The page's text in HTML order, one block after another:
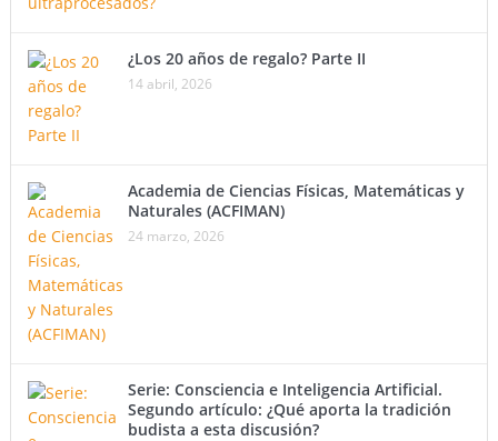
¿Los 20 años de regalo? Parte II
14 abril, 2026
Academia de Ciencias Físicas, Matemáticas y
Naturales (ACFIMAN)
24 marzo, 2026
Serie: Consciencia e Inteligencia Artificial.
Segundo artículo: ¿Qué aporta la tradición
budista a esta discusión?